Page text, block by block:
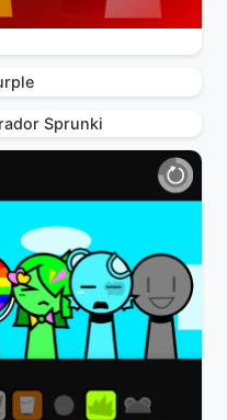
Sprunki